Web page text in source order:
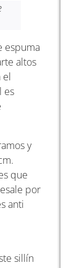
espuma
altos
el
es
y
que
por
anti
sillín